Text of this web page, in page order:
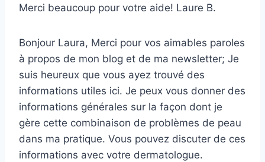
Merci beaucoup pour votre aide! Laure B.
Bonjour Laura, Merci pour vos aimables paroles
à propos de mon blog et de ma newsletter; Je
suis heureux que vous ayez trouvé des
informations utiles ici. Je peux vous donner des
informations générales sur la façon dont je
gère cette combinaison de problèmes de peau
dans ma pratique. Vous pouvez discuter de ces
informations avec votre dermatologue.